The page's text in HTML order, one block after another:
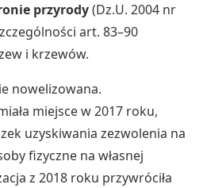
przyrody(Dz.U. 2004 nr
art. 83–90
i krzewów.
nowelizowana.
miejsce w 2017 roku,
uzyskiwania zezwolenia na
fizyczne na własnej
z 2018 roku przywróciła